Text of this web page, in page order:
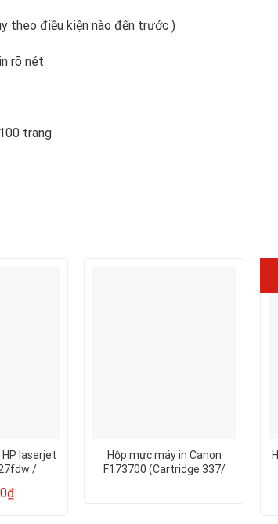
theo điều kiện nào đến trước )
rõ nét.
trang
laserjet
/
051),
₫
Hộp mực máy in Canon
F173700 (Cartridge 337/